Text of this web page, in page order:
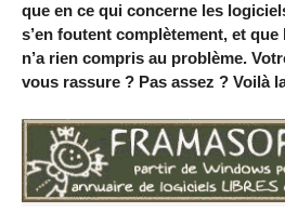
que en ce qui concerne les
s’en foutent complètement, et que
n’a rien compris au problème.
vous rassure ? Pas assez ? Voilà